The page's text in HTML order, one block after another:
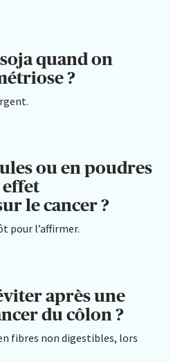
quand on
?
ou en poudres
le cancer ?
pour l’affirmer.
après une
du côlon ?
fibres non digestibles, lors